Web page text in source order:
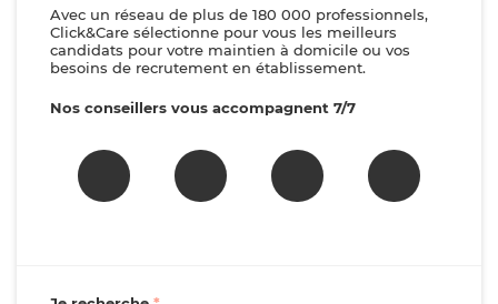
Avec un réseau de plus de 180 000 professionnels,
Click&Care sélectionne pour vous les meilleurs
candidats pour votre maintien à domicile ou vos
besoins de recrutement en établissement.
Nos conseillers vous accompagnent 7/7